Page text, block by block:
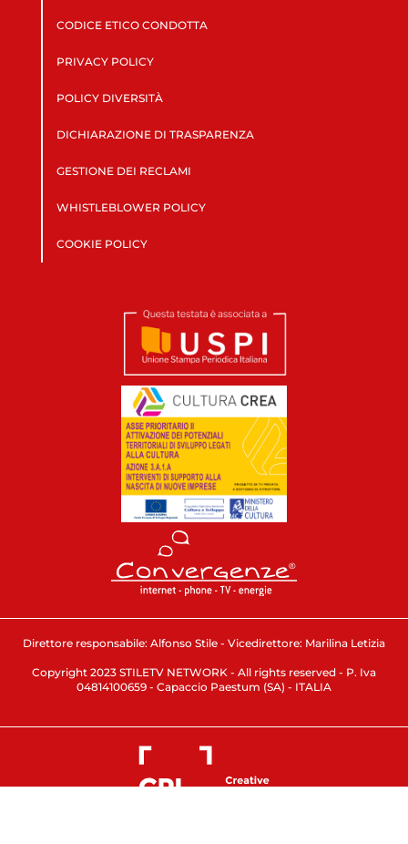
CODICE ETICO CONDOTTA
PRIVACY POLICY
POLICY DIVERSITÀ
DICHIARAZIONE DI TRASPARENZA
GESTIONE DEI RECLAMI
WHISTLEBLOWER POLICY
COOKIE POLICY
Direttore responsabile: Alfonso Stile - Vicedirettore: Marilina Letizia
Copyright 2023 STILETV NETWORK - All rights reserved - P. Iva
04814100659 - Capaccio Paestum (SA) - ITALIA